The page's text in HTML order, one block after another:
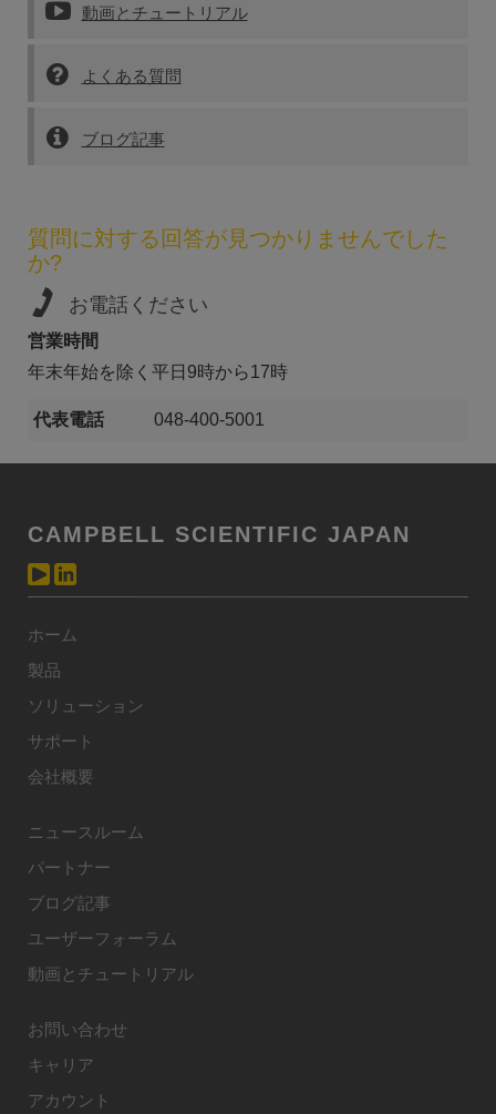
動画とチュートリアル
よくある質問
ブログ記事
質問に対する回答が見つかりませんでした
か?
お電話ください
営業時間
年末年始を除く平日9時から17時
代表電話 048-400-5001
CAMPBELL SCIENTIFIC JAPAN
ホーム
製品
ソリューション
サポート
会社概要
ニュースルーム
パートナー
ブログ記事
ユーザーフォーラム
動画とチュートリアル
お問い合わせ
キャリア
アカウント